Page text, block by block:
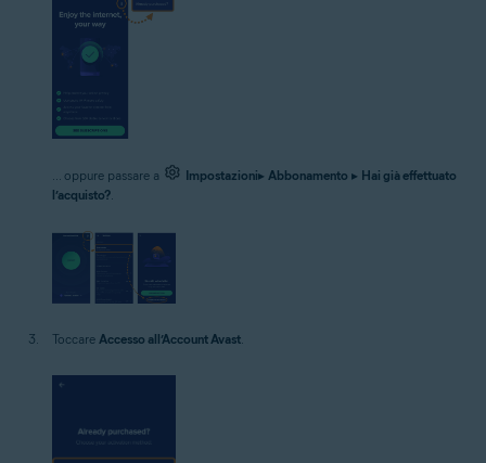
... oppure passare a Impostazioni▸ Abbonamento ▸ Hai già effettuato
l’acquisto?.
Toccare Accesso all’Account Avast